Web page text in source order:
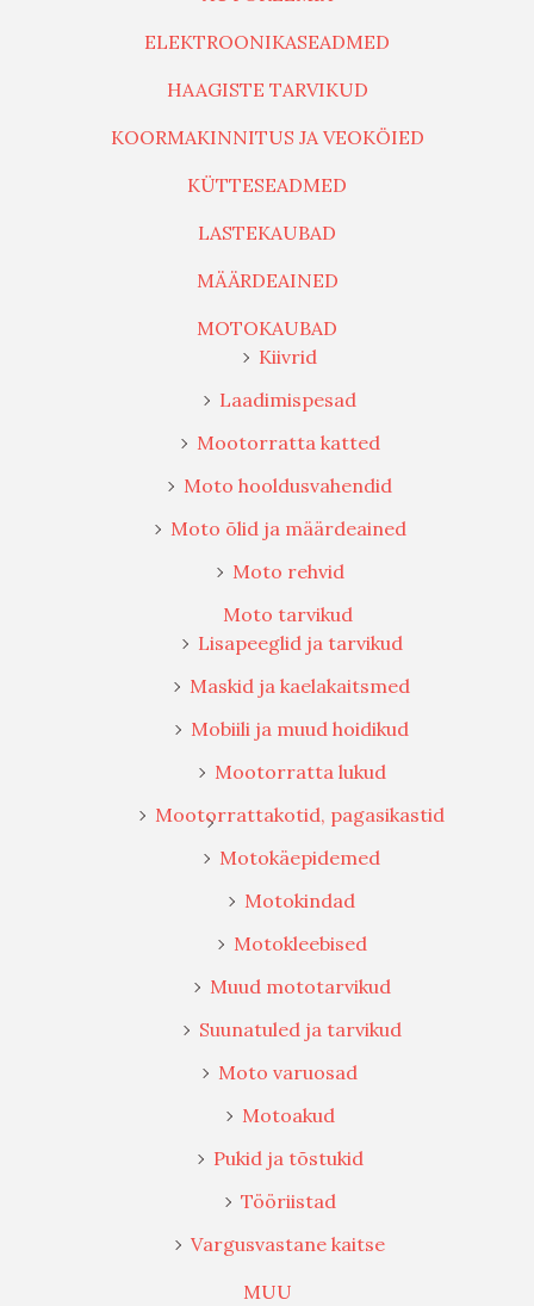
ELEKTROONIKASEADMED
HAAGISTE TARVIKUD
KOORMAKINNITUS JA VEOKÖIED
KÜTTESEADMED
LASTEKAUBAD
MÄÄRDEAINED
MOTOKAUBAD
Kiivrid
Laadimispesad
Mootorratta katted
Moto hooldusvahendid
Moto õlid ja määrdeained
Moto rehvid
Moto tarvikud
Lisapeeglid ja tarvikud
Maskid ja kaelakaitsmed
Mobiili ja muud hoidikud
Mootorratta lukud
Mootorrattakotid, pagasikastid
Motokäepidemed
Motokindad
Motokleebised
Muud mototarvikud
Suunatuled ja tarvikud
Moto varuosad
Motoakud
Pukid ja tõstukid
Tööriistad
Vargusvastane kaitse
MUU